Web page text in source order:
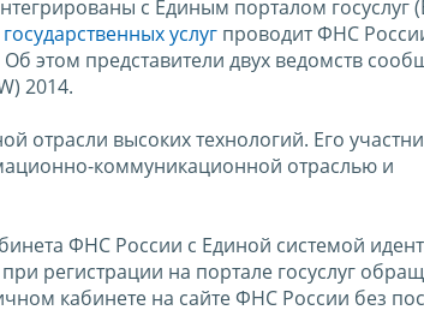
с Единым порталом госуслуг
услуг проводит ФНС
этом представители двух ведомств
2014.
отрасли высоких технологий. Его
коммуникационной отраслью и
ФНС России с Единой системой
регистрации на портале госуслуг
кабинете на сайте ФНС России без